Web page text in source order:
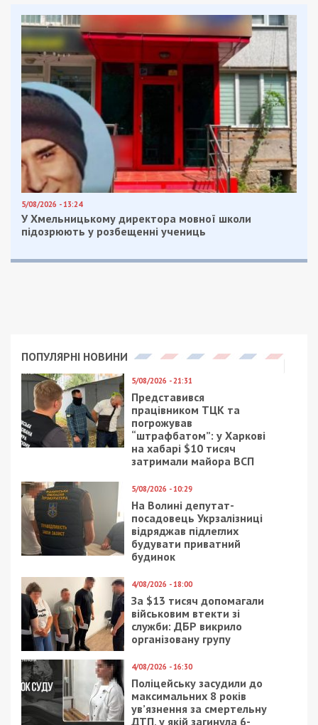
5/08/2026 - 13:24
У Хмельницькому директора мовної школи
підозрюють у розбещенні учениць
ПОПУЛЯРНІ НОВИНИ
5/08/2026 - 21:31
Представився
працівником ТЦК та
погрожував
“штрафбатом”: у Харкові
на хабарі $10 тисяч
затримали майора ВСП
5/08/2026 - 10:29
На Волині депутат-
посадовець Укрзалізниці
відряджав підлеглих
будувати приватний
будинок
4/08/2026 - 18:00
За $13 тисяч допомагали
військовим втекти зі
служби: ДБР викрило
організовану групу
4/08/2026 - 16:30
Поліцейську засудили до
максимальних 8 років
ув’язнення за смертельну
ДТП, у якій загинула 6-